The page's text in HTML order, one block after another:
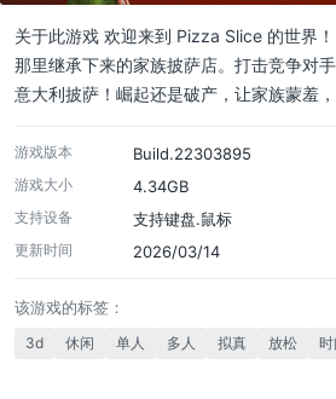
关于此游戏 欢迎来到 Pizza Slice 的世界
那里继承下来的家族披萨店。打击竞争对
意大利披萨！崛起还是破产，让家族蒙羞
游戏版本 Build.22303895
游戏大小 4.34GB
支持设备 支持键盘.鼠标
更新时间 2026/03/14
该游戏的标签：
3d 休闲 单人 多人 拟真 放松